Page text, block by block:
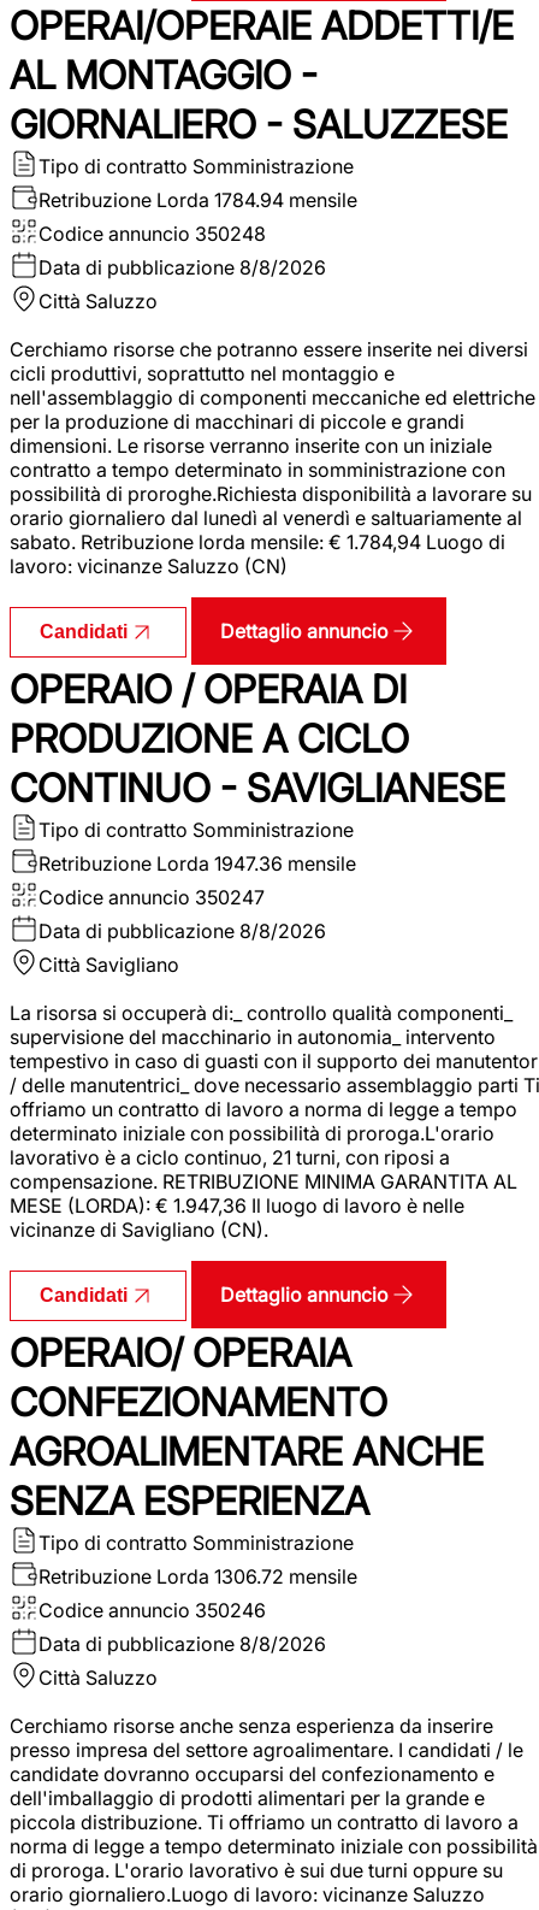
OPERAI/OPERAIE ADDETTI/E
AL MONTAGGIO -
GIORNALIERO - SALUZZESE
Tipo di contratto Somministrazione
Retribuzione Lorda 1784.94 mensile
Codice annuncio 350248
Data di pubblicazione 8/8/2026
Città Saluzzo
Cerchiamo risorse che potranno essere inserite nei diversi
cicli produttivi, soprattutto nel montaggio e
nell'assemblaggio di componenti meccaniche ed elettriche
per la produzione di macchinari di piccole e grandi
dimensioni. Le risorse verranno inserite con un iniziale
contratto a tempo determinato in somministrazione con
possibilità di proroghe.Richiesta disponibilità a lavorare su
orario giornaliero dal lunedì al venerdì e saltuariamente al
sabato. Retribuzione lorda mensile: € 1.784,94 Luogo di
lavoro: vicinanze Saluzzo (CN)
Candidati Dettaglio annuncio
OPERAIO / OPERAIA DI
PRODUZIONE A CICLO
CONTINUO - SAVIGLIANESE
Tipo di contratto Somministrazione
Retribuzione Lorda 1947.36 mensile
Codice annuncio 350247
Data di pubblicazione 8/8/2026
Città Savigliano
La risorsa si occuperà di:_ controllo qualità componenti_
supervisione del macchinario in autonomia_ intervento
tempestivo in caso di guasti con il supporto dei
/ delle manutentrici_ dove necessario assemblaggio parti Ti
offriamo un contratto di lavoro a norma di legge a tempo
determinato iniziale con possibilità di proroga.L'orario
lavorativo è a ciclo continuo, 21 turni, con riposi a
compensazione. RETRIBUZIONE MINIMA GARANTITA AL
MESE (LORDA): € 1.947,36 Il luogo di lavoro è nelle
vicinanze di Savigliano (CN).
Candidati Dettaglio annuncio
OPERAIO/ OPERAIA
CONFEZIONAMENTO
AGROALIMENTARE ANCHE
SENZA ESPERIENZA
Tipo di contratto Somministrazione
Retribuzione Lorda 1306.72 mensile
Codice annuncio 350246
Data di pubblicazione 8/8/2026
Città Saluzzo
Cerchiamo risorse anche senza esperienza da inserire
presso impresa del settore agroalimentare. I candidati / le
candidate dovranno occuparsi del confezionamento e
dell'imballaggio di prodotti alimentari per la grande e
piccola distribuzione. Ti offriamo un contratto di lavoro a
norma di legge a tempo determinato iniziale con possibilità
di proroga. L'orario lavorativo è sui due turni oppure su
orario giornaliero.Luogo di lavoro: vicinanze Saluzzo